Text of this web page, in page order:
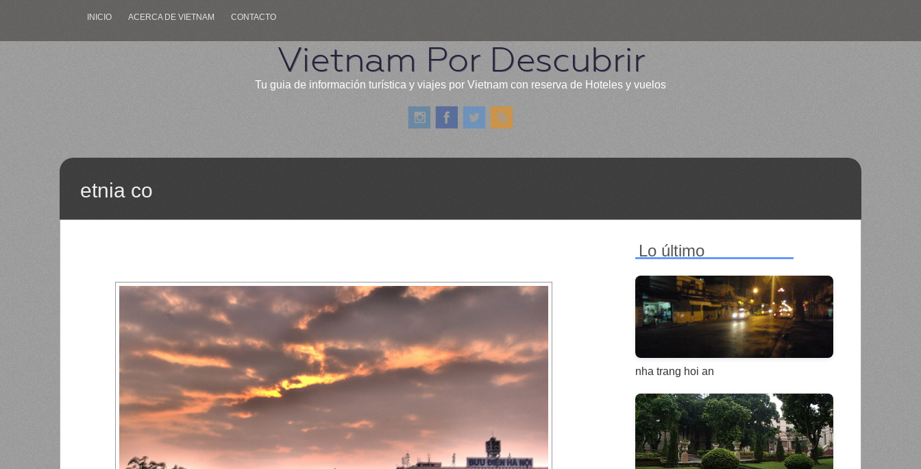
INICIO ACERCA DE VIETNAM CONTACTO
Vietnam Por Descubrir
Tu guia de información turística y viajes por Vietnam con reserva de Hoteles y vuelos
etnia co
Lo último
nha trang hoi an